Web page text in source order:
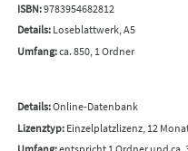
ISBN:9783954682812
Details:Loseblattwerk, A5
Umfang:ca. 850, 1 Ordner
Details:Online-Datenbank
Lizenztyp:Einzelplatzlizenz, 12